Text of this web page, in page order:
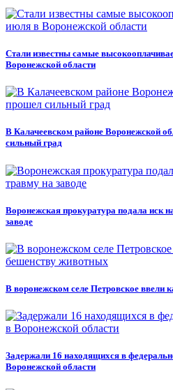
Стали известны самые
Воронежской области
В Калачеевском районе Воронежской
сильный град
Воронежская прокуратура подала иск
заводе
В воронежском селе Петровское ввели
Задержали 16 находящихся в
Воронежской области